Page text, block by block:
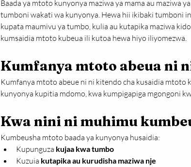
Baada ya mtoto kunyonya maziwa ya mama au maziwa
tumboni wakati wa kunyonya. Hewa hii ikibaki tumboni
kupata maumivu ya tumbo, kulia au kutapika maziwa
kumsaidia mtoto kubeua ili kutoa hewa hiyo iliyomezwa.
Kumfanya mtoto abeua ni
Kumfanya mtoto abeue ni ni kitendo cha kusaidia mtoto
kunyonya kupitia mdomo, kwa kumpigapiga mgongoni
Kwa nini ni muhimu
Kumbeusha mtoto baada ya kunyonya husaidia:
Kupunguza kujaa kwa tumbo
Kuzuia kutapika au kurudisha maziwa nje